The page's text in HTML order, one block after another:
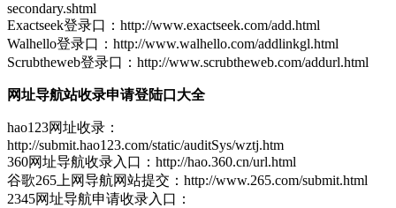
secondary.shtml
Exactseek登录口：http://www.exactseek.com/add.html
Walhello登录口：http://www.walhello.com/addlinkgl.html
Scrubtheweb登录口：http://www.scrubtheweb.com/addurl.html
网址导航站收录申请登陆口大全
hao123网址收录：
http://submit.hao123.com/static/auditSys/wztj.htm
360网址导航收录入口：http://hao.360.cn/url.html
谷歌265上网导航网站提交：http://www.265.com/submit.html
2345网址导航申请收录入口：